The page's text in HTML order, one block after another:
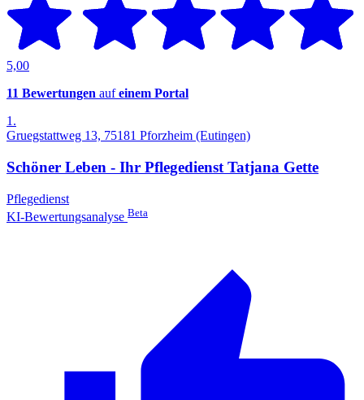
5,00
11 Bewertungen aufeinem Portal
1.
Gruegstattweg 13, 75181 Pforzheim (Eutingen)
Schöner Leben - Ihr Pflegedienst Tatjana Gette
Pflegedienst
KI-Bewertungsanalyse Beta